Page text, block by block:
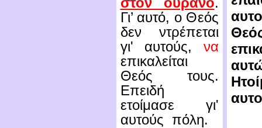
Γι’ αυτό, ο Θεός
δεν ντρέπεται
γι' αυτούς, να
επικαλείται
Θεός τους.
Επειδή
ετοίμασε γι'
αυτούς πόλη.